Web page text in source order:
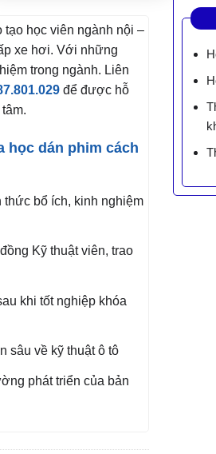
tạo học viên ngành nội –
xe hơi. Với những
trong ngành. Liên
để được hỗ
học dán phim cách
bổ ích, kinh nghiệm
Kỹ thuật viên, trao
khi tốt nghiệp khóa
sâu về kỹ thuật ô tô
phát triển của bản